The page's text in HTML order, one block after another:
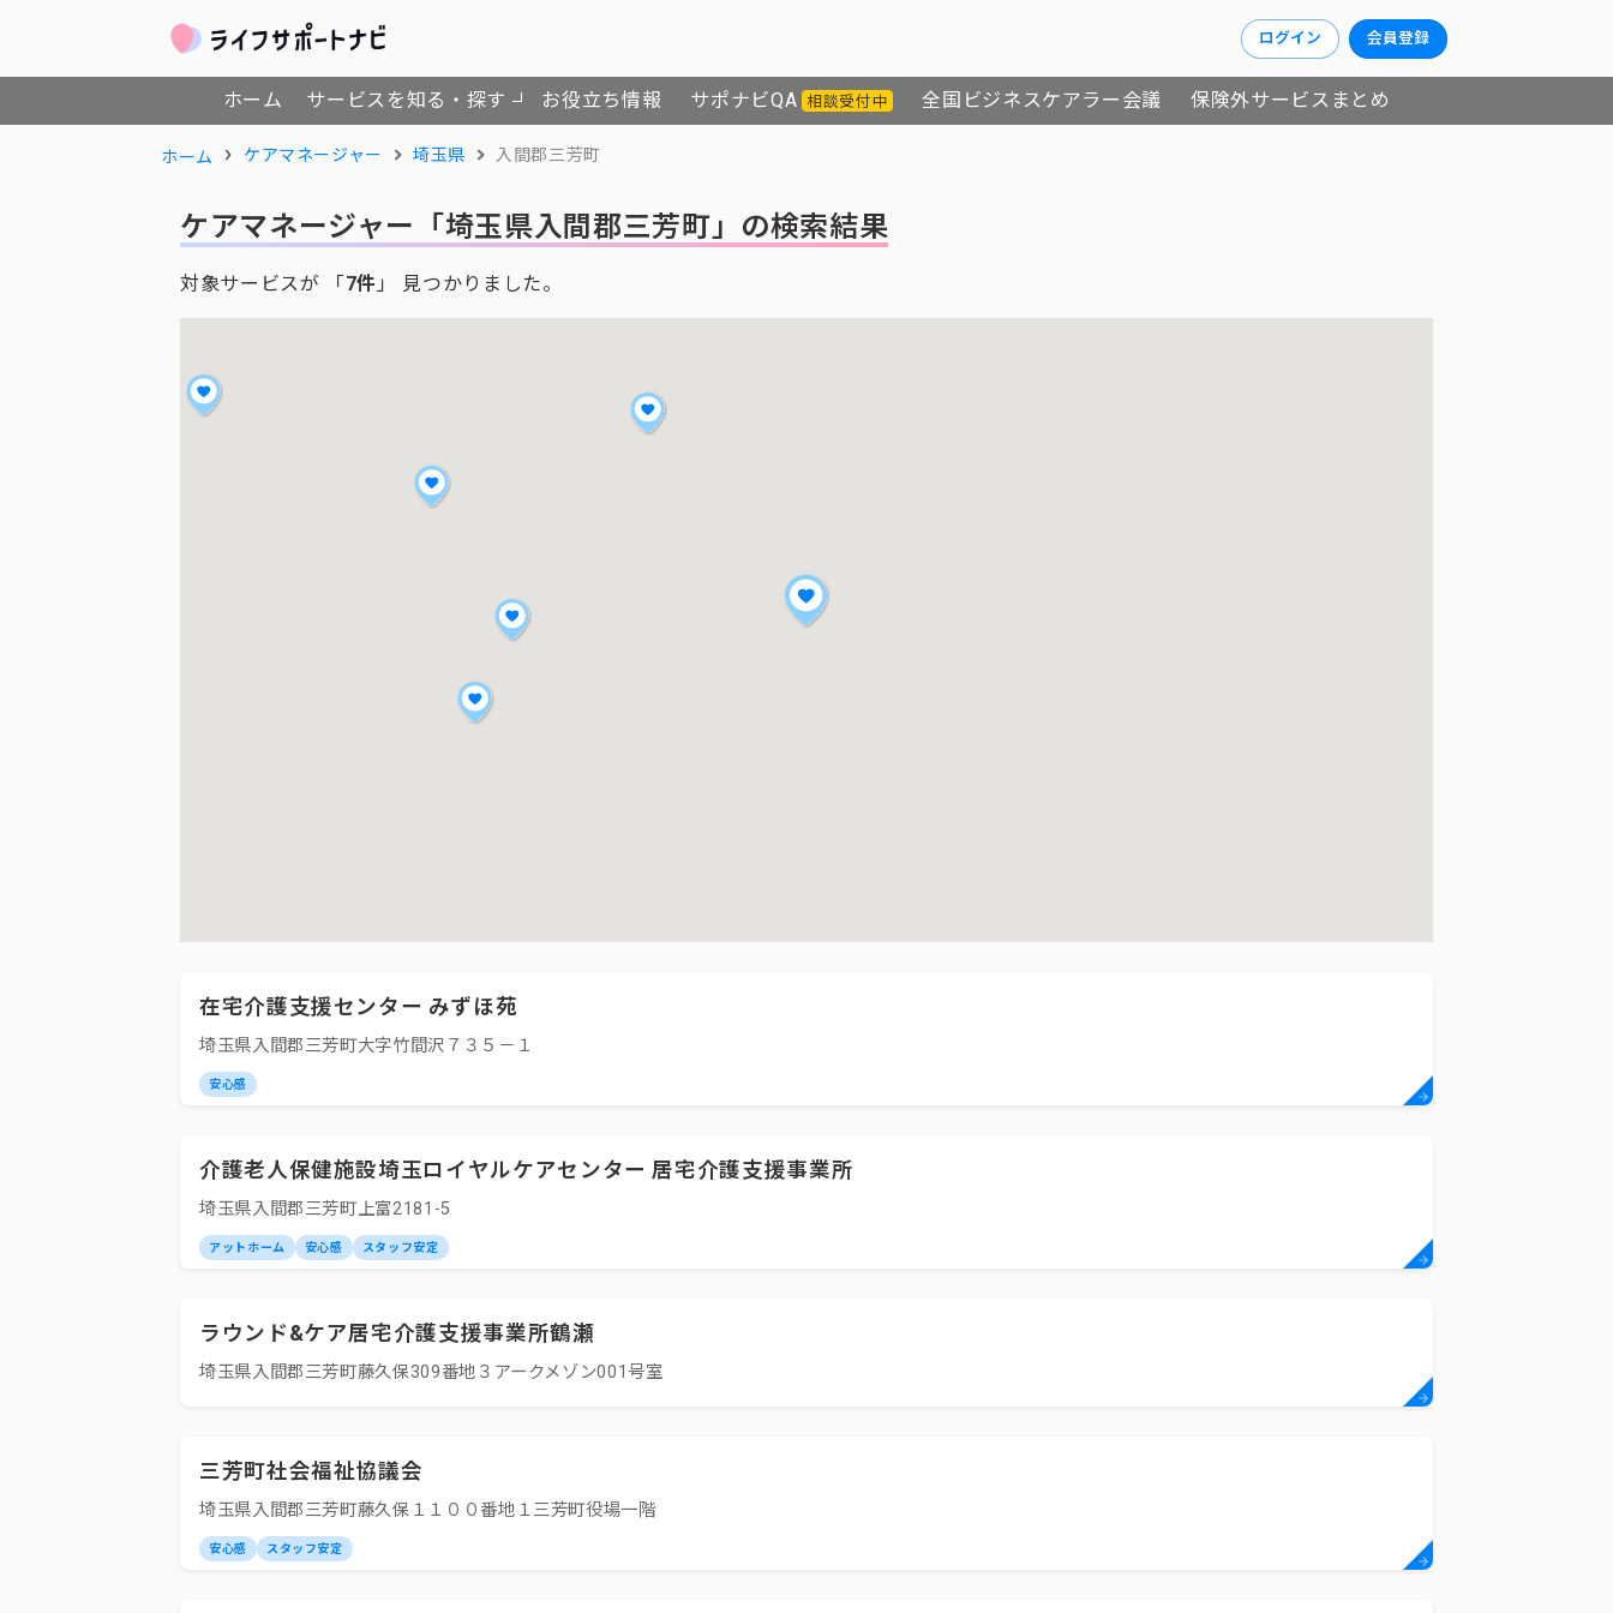
ログイン 会員登録
ホーム サービスを知る・探す お役立ち情報 サポナビQA 相談受付中 全国ビジネスケアラー会議 保険外サービスまとめ
ホーム ケアマネージャー 埼玉県 入間郡三芳町
ケアマネージャー 「埼玉県入間郡三芳町」の検索結果
対象サービスが 「7件 」 見つかりました。
在宅介護支援センター みずほ苑
埼玉県入間郡三芳町大字竹間沢７３５－１
安心感
介護老人保健施設埼玉ロイヤルケアセンター 居宅介護支援事業所
埼玉県入間郡三芳町上富2181-5
アットホーム 安心感 スタッフ安定
ラウンド&ケア居宅介護支援事業所鶴瀬
埼玉県入間郡三芳町藤久保309番地３アークメゾン001号室
三芳町社会福祉協議会
埼玉県入間郡三芳町藤久保１１００番地１三芳町役場一階
安心感 スタッフ安定